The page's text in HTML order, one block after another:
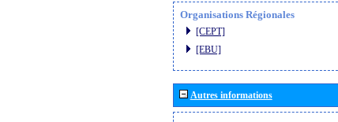
Organisations Régionales
[CEPT]
[EBU]
Autres informations